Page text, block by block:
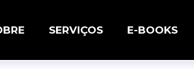
SERVIÇOS E-BOOKS